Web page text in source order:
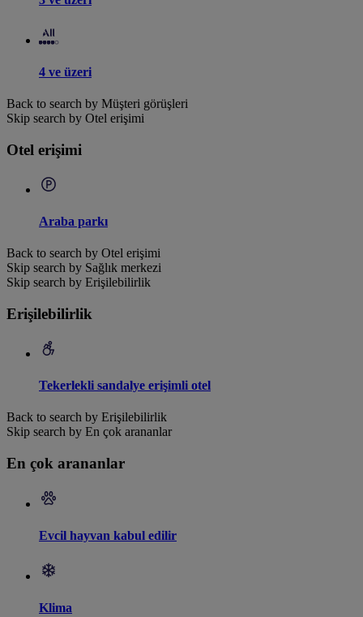
4 ve üzeri
Back to search by Müşteri görüşleri
Skip search by Otel erişimi
Otel erişimi
Araba parkı
Back to search by Otel erişimi
Skip search by Sağlık merkezi
Skip search by Erişilebilirlik
Erişilebilirlik
Tekerlekli sandalye erişimli otel
Back to search by Erişilebilirlik
Skip search by En çok arananlar
En çok arananlar
Evcil hayvan kabul edilir
Klima